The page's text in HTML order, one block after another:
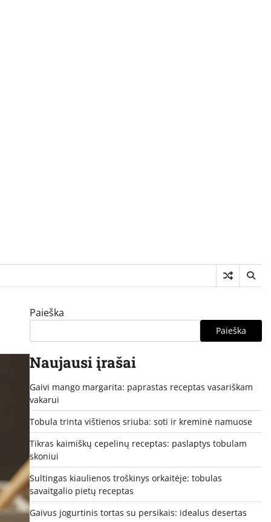
Paieška
Paieška
Naujausi įrašai
Gaivi mango margarita: paprastas receptas vasariškam
vakarui
Tobula trinta vištienos sriuba: soti ir kreminė namuose
Tikras kaimiškų cepelinų receptas: paslaptys tobulam
skoniui
Sultingas kiaulienos troškinys orkaitėje: tobulas
savaitgalio pietų receptas
Gaivus jogurtinis tortas su persikais: idealus desertas